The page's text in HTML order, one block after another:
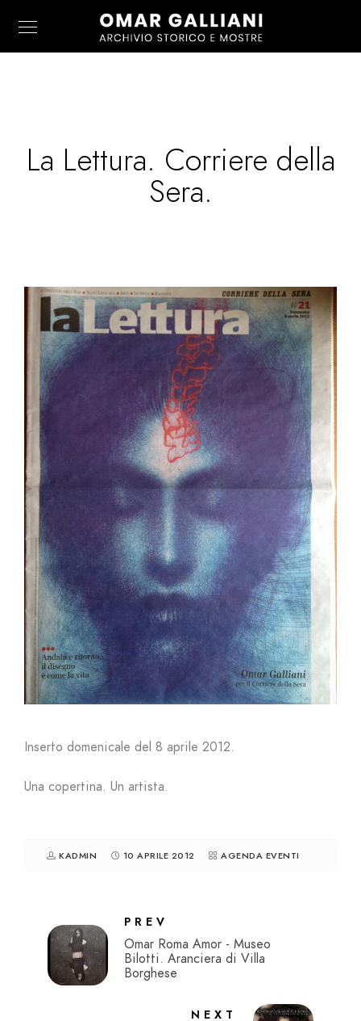
La Lettura. Corriere della
Sera.
Inserto domenicale del 8 aprile 2012.
Una copertina. Un artista.
KADMIN 10 APRILE 2012 AGENDA EVENTI
PREV
Omar Roma Amor - Museo
Bilotti. Aranciera di Villa
Borghese
NEXT